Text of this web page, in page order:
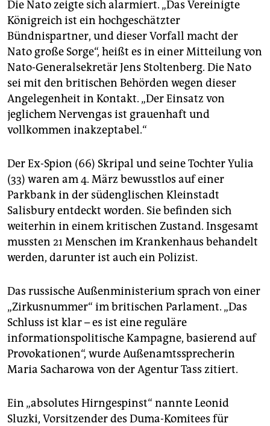
Die Nato zeigte sich alarmiert. „Das Vereinigte
Königreich ist ein hochgeschätzter
Bündnispartner, und dieser Vorfall macht der
Nato große Sorge“, heißt es in einer Mitteilung von
Nato-Generalsekretär Jens Stoltenberg. Die Nato
sei mit den britischen Behörden wegen dieser
Angelegenheit in Kontakt. „Der Einsatz von
jeglichem Nervengas ist grauenhaft und
vollkommen inakzeptabel.“
Der Ex-Spion (66) Skripal und seine Tochter Yulia
(33) waren am 4. März bewusstlos auf einer
Parkbank in der südenglischen Kleinstadt
Salisbury entdeckt worden. Sie befinden sich
weiterhin in einem kritischen Zustand. Insgesamt
mussten 21 Menschen im Krankenhaus behandelt
werden, darunter ist auch ein Polizist.
Das russische Außenministerium sprach von einer
„Zirkusnummer“ im britischen Parlament. „Das
Schluss ist klar – es ist eine reguläre
informationspolitische Kampagne, basierend auf
Provokationen“, wurde Außenamtssprecherin
Maria Sacharowa von der Agentur Tass zitiert.
Ein „absolutes Hirngespinst“ nannte Leonid
Sluzki, Vorsitzender des Duma-Komitees für